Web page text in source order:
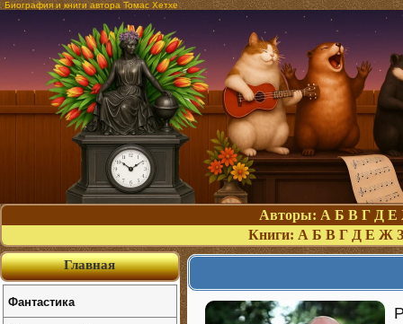
Биография и книги автора Томас Хетхе
Авторы: А Б В Г Д Е
Книги: А Б В Г Д Е Ж З
Главная
Фантастика